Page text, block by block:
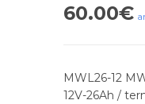
60.00€
MWL26-12
12V-26Ah /